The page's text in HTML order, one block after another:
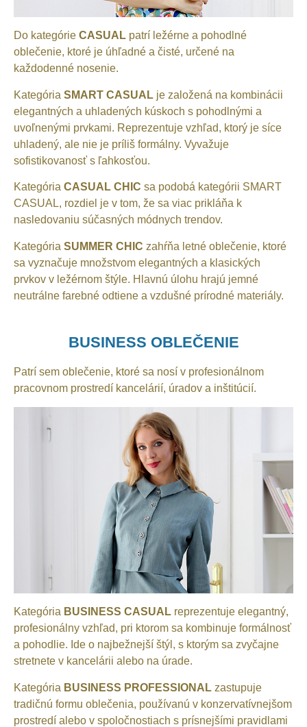
Do kategórie CASUAL patrí ležérne a pohodlné
oblečenie, ktoré je úhľadné a čisté, určené na
každodenné nosenie.
Kategória SMART CASUAL je založená na kombinácii
elegantných a uhladených kúskoch s pohodlnými a
uvoľnenými prvkami. Reprezentuje vzhľad, ktorý je síce
uhladený, ale nie je príliš formálny. Vyvažuje
sofistikovanosť s ľahkosťou.
Kategória CASUAL CHIC sa podobá kategórii SMART
CASUAL, rozdiel je v tom, že sa viac prikláňa k
nasledovaniu súčasných módnych trendov.
Kategória SUMMER CHIC zahŕňa letné oblečenie, ktoré
sa vyznačuje množstvom elegantných a klasických
prvkov v ležérnom štýle. Hlavnú úlohu hrajú jemné
neutrálne farebné odtiene a vzdušné prírodné materiály.
BUSINESS OBLEČENIE
Patrí sem oblečenie, ktoré sa nosí v profesionálnom
pracovnom prostredí kancelárií, úradov a inštitúcií.
Kategória BUSINESS CASUAL reprezentuje elegantný,
profesionálny vzhľad, pri ktorom sa kombinuje formálnosť
a pohodlie. Ide o najbežnejší štýl, s ktorým sa zvyčajne
stretnete v kancelárii alebo na úrade.
Kategória BUSINESS PROFESSIONAL zastupuje
tradičnú formu oblečenia, používanú v konzervatívnejšom
prostredí alebo v spoločnostiach s prísnejšími pravidlami